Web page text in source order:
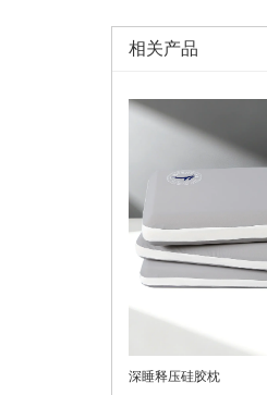
相关产品
深睡释压硅胶枕